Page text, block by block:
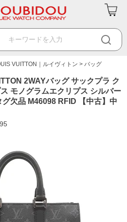
VUITTON｜ルイヴィトン バッグ
2WAYバッグ サックプラ ク
モノグラムエクリプス シルバー
欠品 M46098 RFID 【中古】中